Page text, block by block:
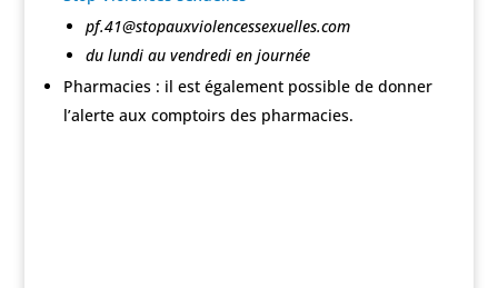
pf.41@stopauxviolencessexuelles.com
du lundi au vendredi en journée
Pharmacies : il est également possible de donner
l’alerte aux comptoirs des pharmacies.